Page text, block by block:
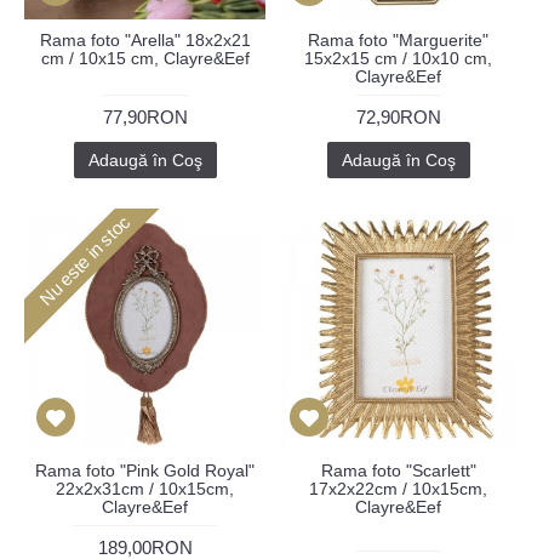
Rama foto "Arella" 18x2x21
cm / 10x15 cm, Clayre&Eef
77,90RON
Adaugă în Coş
Rama foto "Marguerite"
15x2x15 cm / 10x10 cm,
Clayre&Eef
72,90RON
Adaugă în Coş
Nu este in stoc
Rama foto "Pink Gold Royal"
22x2x31cm / 10x15cm,
Clayre&Eef
189,00RON
Rama foto "Scarlett"
17x2x22cm / 10x15cm,
Clayre&Eef